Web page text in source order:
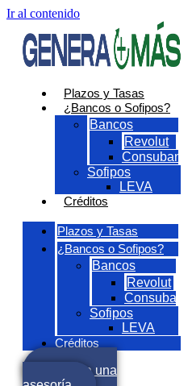
Ir al contenido
Plazos y Tasas
¿Bancos o Sofipos?
Bancos
Revolut
Consubanco
Sofipos
LEVA
Créditos
Plazos y Tasas
¿Bancos o Sofipos?
Bancos
Revolut
Consubanco
Sofipos
LEVA
Créditos
Agenda una